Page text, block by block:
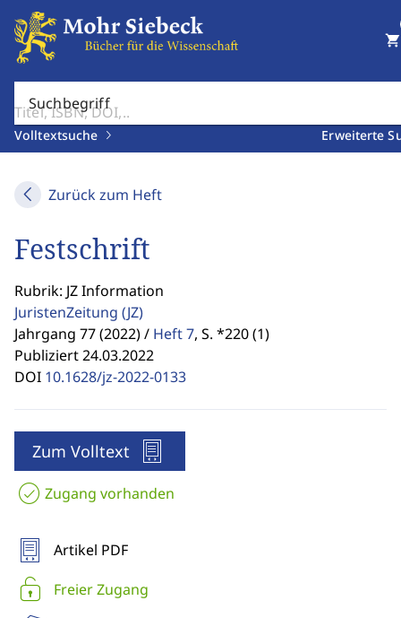
Suchbegriff
Volltextsuche Erweiterte
shopping_cart
Zurück zum Heft
Festschrift
Rubrik: JZ Information
JuristenZeitung (JZ)
Jahrgang 77 (2022) / Heft 7, S. *220 (1)
Publiziert 24.03.2022
DOI 10.1628/jz-2022-0133
Zum Volltext
Zugang vorhanden
Artikel PDF
Freier Zugang